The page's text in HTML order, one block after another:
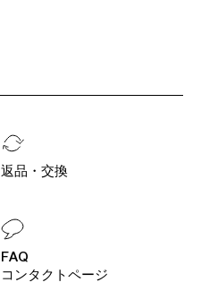
返品・交換
FAQ
コンタクトページ